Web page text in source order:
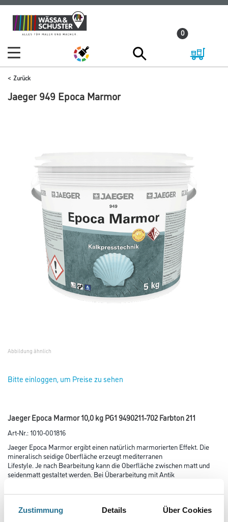
Zustimmung Details Über Cookies
Zum
Inhalt
Zum
Navigationsmenü
0
Zurück
Jaeger 949 Epoca Marmor
Abbildung ähnlich
Bitte einloggen, um Preise zu sehen
Jaeger Epoca Marmor 10,0 kg PG1 9490211-702 Farbton 211
Art-Nr.:1010-001816
Jaeger Epoca Marmor ergibt einen natürlich marmorierten Effekt. Die
mineralisch seidige Oberfläche erzeugt mediterranen
Lifestyle. Je nach Bearbeitung kann die Oberfläche zwischen matt und
seidenmatt gestaltet werden. Bei Überarbeitung mit Antik
Farbtonbezeichnung